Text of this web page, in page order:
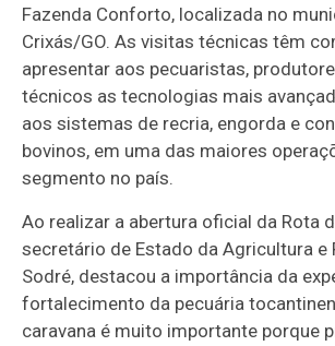
Fazenda Conforto, localizada no
Crixás/GO. As visitas técnicas têm
apresentar aos pecuaristas,
técnicos as tecnologias mais
aos sistemas de recria, engorda e
bovinos, em uma das maiores
segmento no país.
Ao realizar a abertura oficial da Rota
secretário de Estado da Agricultura e
Sodré, destacou a importância da
fortalecimento da pecuária
caravana é muito importante porque